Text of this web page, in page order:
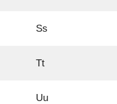
Ss
Tt
Uu